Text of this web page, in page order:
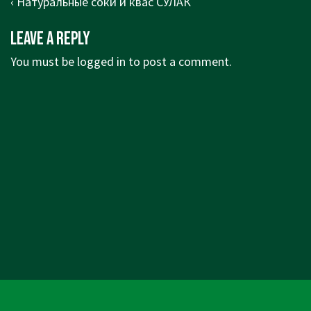
is
Leave a Reply
You must be logged in to post a comment.